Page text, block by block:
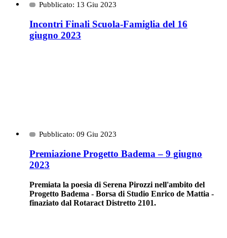
Pubblicato: 13 Giu 2023
Incontri Finali Scuola-Famiglia del 16
giugno 2023
Pubblicato: 09 Giu 2023
Premiazione Progetto Badema – 9 giugno
2023
Premiata la poesia di Serena Pirozzi nell'ambito del
Progetto Badema - Borsa di Studio Enrico de Mattia -
finaziato dal Rotaract Distretto 2101.